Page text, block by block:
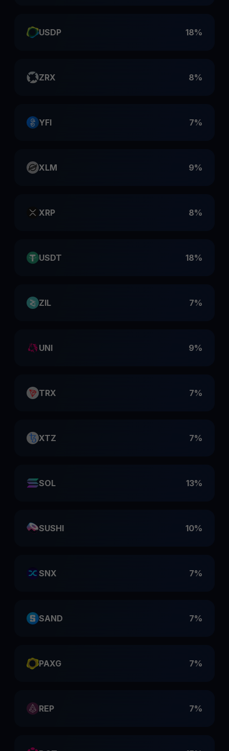
USDP 18%
ZRX 8%
YFI 7%
XLM 9%
XRP 8%
USDT 18%
ZIL 7%
UNI 9%
TRX 7%
XTZ 7%
SOL 13%
SUSHI 10%
SNX 7%
SAND 7%
PAXG 7%
REP 7%